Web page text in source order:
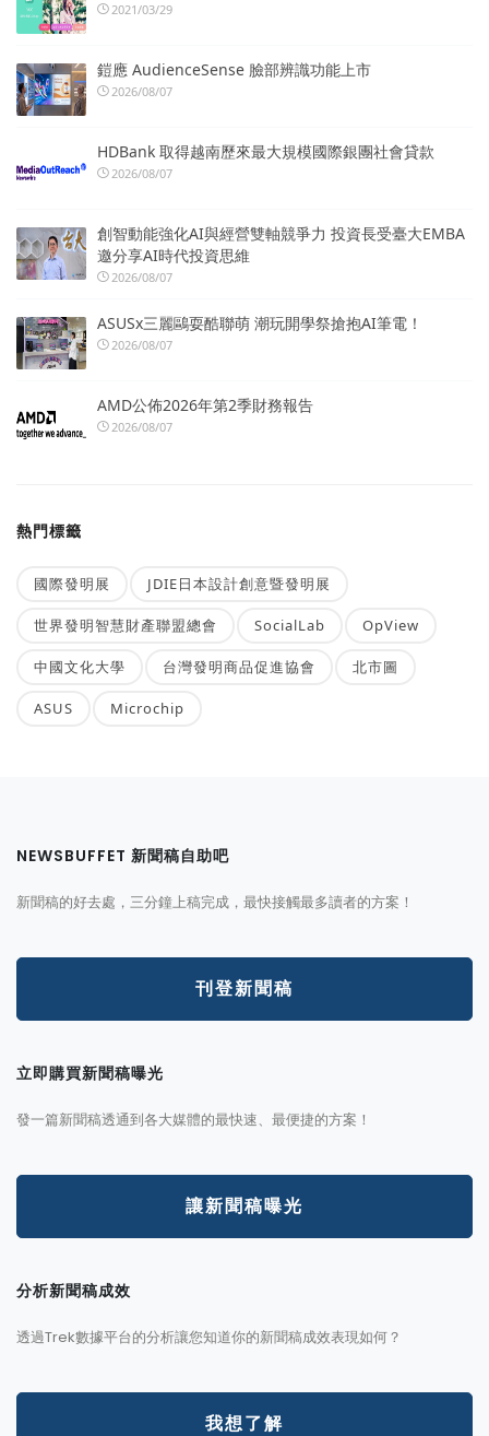
2021/03/29
鎧應 AudienceSense 臉部辨識功能上市
2026/08/07
HDBank 取得越南歷來最大規模國際銀團社會貸款
2026/08/07
創智動能強化AI與經營雙軸競爭力 投資長受臺大EMBA
邀分享AI時代投資思維
2026/08/07
ASUSx三麗鷗耍酷聯萌 潮玩開學祭搶抱AI筆電！
2026/08/07
AMD公佈2026年第2季財務報告
2026/08/07
熱門標籤
國際發明展 JDIE日本設計創意暨發明展
世界發明智慧財產聯盟總會 SocialLab OpView
中國文化大學 台灣發明商品促進協會 北市圖
ASUS Microchip
NEWSBUFFET 新聞稿自助吧
新聞稿的好去處，三分鐘上稿完成，最快接觸最多讀者的方案！
刊登新聞稿
立即購買新聞稿曝光
發一篇新聞稿透通到各大媒體的最快速、最便捷的方案！
讓新聞稿曝光
分析新聞稿成效
透過Trek數據平台的分析讓您知道你的新聞稿成效表現如何？
我想了解